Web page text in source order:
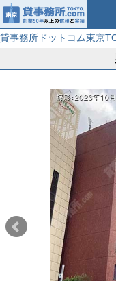
貸事務所ドットコム東京